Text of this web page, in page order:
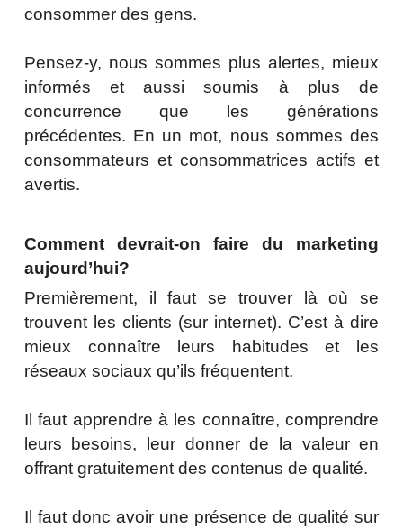
consommer des gens.
Pensez-y, nous sommes plus alertes, mieux
informés et aussi soumis à plus de
concurrence que les générations
précédentes. En un mot, nous sommes des
consommateurs et consommatrices actifs et
avertis.
Comment devrait-on faire du marketing
aujourd’hui?
Premièrement, il faut se trouver là où se
trouvent les clients (sur internet). C’est à dire
mieux connaître leurs habitudes et les
réseaux sociaux qu’ils fréquentent.
Il faut apprendre à les connaître, comprendre
leurs besoins, leur donner de la valeur en
offrant gratuitement des contenus de qualité.
Il faut donc avoir une présence de qualité sur